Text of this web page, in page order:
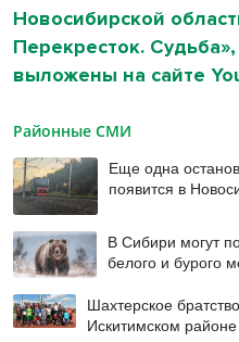
Новосибирской
Перекресток.
выложены на сайте
Районные СМИ
Еще одна
появится в
В Сибири могут
белого и бурого
Шахтерское
Искитимском